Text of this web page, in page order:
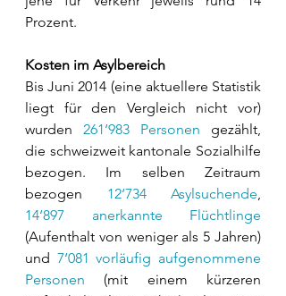
Prozent.
Kosten im Asylbereich
Bis Juni 2014 (eine aktuellere Statistik
liegt für den Vergleich nicht vor)
wurden 261‘983 Personen gezählt,
die schweizweit kantonale Sozialhilfe
bezogen. Im selben Zeitraum
bezogen 12‘734 Asylsuchende
14‘897 anerkannte Flüchtlinge
(Aufenthalt von weniger als 5 Jahren)
und 7‘081 vorläufig aufgenommene
Personen (mit einem kürzeren